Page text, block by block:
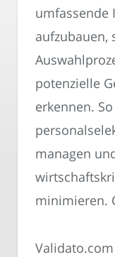
umfassende
aufzubauen,
potenzielle
erkennen.
managen
minimieren.